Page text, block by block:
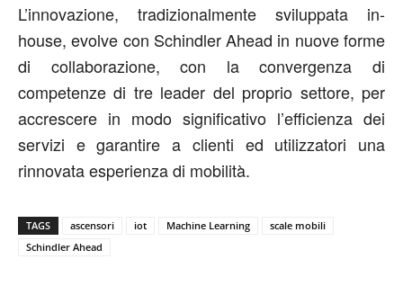
L’innovazione, tradizionalmente sviluppata in-
house, evolve con Schindler Ahead in nuove forme
di collaborazione, con la convergenza di
competenze di tre leader del proprio settore, per
accrescere in modo significativo l’efficienza dei
servizi e garantire a clienti ed utilizzatori una
rinnovata esperienza di mobilità.
TAGS ascensori iot Machine Learning
scale mobili
Schindler Ahead